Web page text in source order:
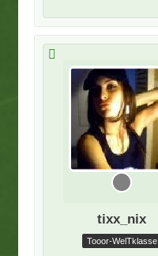
tixx_nix
Tooor-WelTklasse